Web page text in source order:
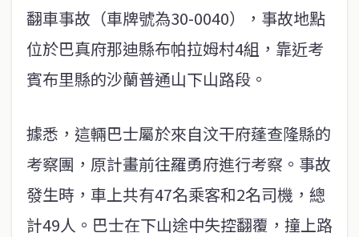
翻車事故（車牌號為30-0040），事故地點
位於巴真府那迪縣布帕拉姆村4組，靠近考
賓布里縣的沙蘭普通山下山路段。
據悉，這輛巴士屬於來自汶干府蓬查隆縣的
考察團，原計畫前往羅勇府進行考察。事故
發生時，車上共有47名乘客和2名司機，總
計49人。巴士在下山途中失控翻覆，撞上路